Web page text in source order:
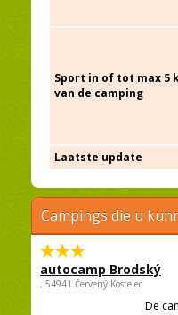
Sport in of tot max 5
van de camping
Laatste update
Campings die u
autocamp Brodský
, 54941 Červený Kostelec
De